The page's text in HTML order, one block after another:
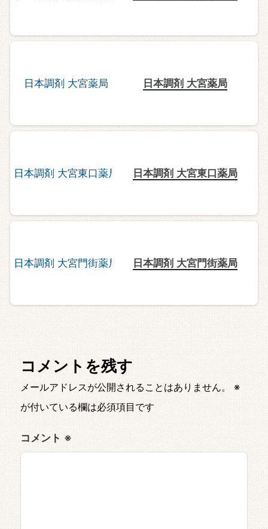
日本調剤 大宮薬局
日本調剤 大宮東口薬局
日本調剤 大宮門街薬局
コメントを残す
メールアドレスが公開されることはありません。
※
が付いている欄は必須項目です
コメント ※